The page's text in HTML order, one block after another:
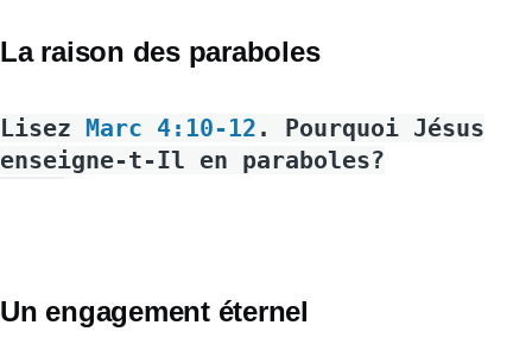
La raison des paraboles
Lisez Marc 4:10-12 . Pourquoi Jésus
enseigne-t-Il en paraboles?
Un engagement éternel